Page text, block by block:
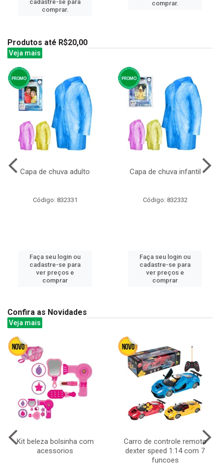
cadastre-se para
comprar.
comprar.
Produtos até R$20,00
Veja mais
Capa de chuva adulto
Código: 832331
Faça seu login ou
cadastre-se para
ver preços e
comprar
Capa de chuva infantil
Código: 832332
Faça seu login ou
cadastre-se para
ver preços e
comprar
Confira as Novidades
Veja mais
Kit beleza bolsinha com
acessorios
Carro de controle remoto
dexter speed 1:14 com 7
funcoes